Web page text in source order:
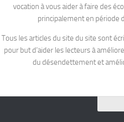
vocation à vous aider à faire des
principalement en période
Tous les articles du site du site sont
pour but d’aider les lecteurs à
du désendettement et